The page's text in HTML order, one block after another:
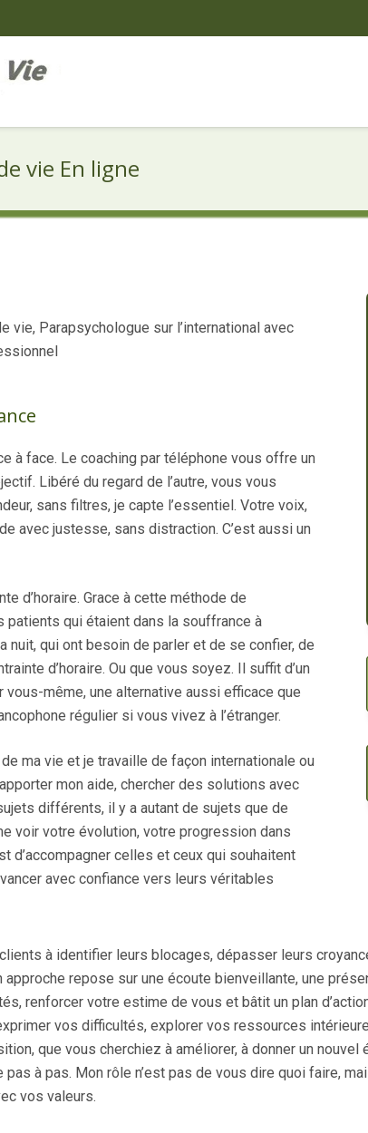
vie En ligne
vie, Parapsychologue sur l’international avec
à face. Le coaching par téléphone vous offre un
Libéré du regard de l’autre, vous vous
sans filtres, je capte l’essentiel. Votre voix,
avec justesse, sans distraction. C’est aussi un
d’horaire. Grace à cette méthode de
patients qui étaient dans la souffrance à
nuit, qui ont besoin de parler et de se confier, de
d’horaire. Ou que vous soyez. Il suffit d’un
vous-même, une alternative aussi efficace que
régulier si vous vivez à l’étranger.
ma vie et je travaille de façon internationale ou
mon aide, chercher des solutions avec
différents, il y a autant de sujets que de
voir votre évolution, votre progression dans
d’accompagner celles et ceux qui souhaitent
avec confiance vers leurs véritables
clients à identifier leurs blocages, dépasser leurs
repose sur une écoute bienveillante, une
renforcer votre estime de vous et bâtit un plan
vos difficultés, explorer vos ressources
que vous cherchiez à améliorer, à donner un nouvel
à pas. Mon rôle n’est pas de vous dire quoi faire,
vos valeurs.